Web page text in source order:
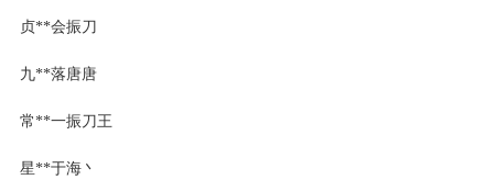
贞**会振刀
九**落唐唐
常**一振刀王
星**于海丶